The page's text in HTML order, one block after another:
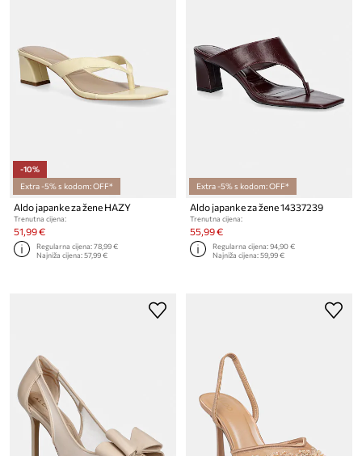
-10%
Extra -5% s kodom: OFF*
Aldo japanke za žene HAZY
Trenutna cijena:
51,99 €
Regularna cijena:78,99 €
Najniža cijena:57,99 €
Extra -5% s kodom: OFF*
Aldo japanke za žene 14337239
Trenutna cijena:
55,99 €
Regularna cijena:94,90 €
Najniža cijena:59,99 €